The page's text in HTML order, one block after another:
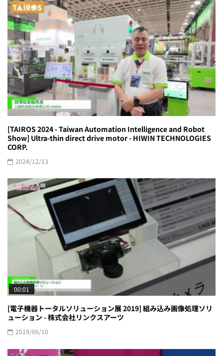
[TAIROS 2024 - Taiwan Automation Intelligence and Robot
Show] Ultra-thin direct drive motor - HIWIN TECHNOLOGIES
CORP.
2024/12/13
00:01
[電子機器トータルソリューション展 2019] 組み込み画像処理ソリ
ューション - 株式会社リンクスアーツ
2019/06/10